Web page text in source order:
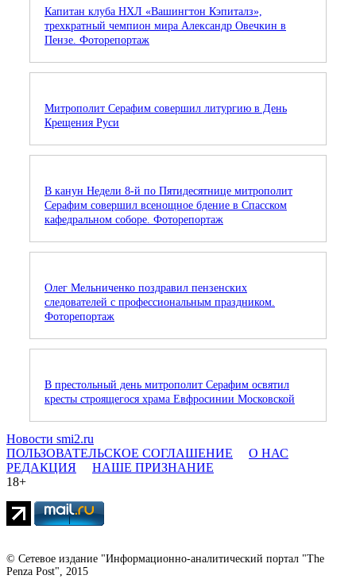
Капитан клуба НХЛ «Вашингтон Кэпиталз»,
трехкратный чемпион мира Александр Овечкин в
Пензе. Фоторепортаж
Митрополит Серафим совершил литургию в День
Крещения Руси
В канун Недели 8-й по Пятидесятнице митрополит
Серафим совершил всенощное бдение в Спасском
кафедральном соборе. Фоторепортаж
Олег Мельниченко поздравил пензенских
следователей с профессиональным праздником.
Фоторепортаж
В престольный день митрополит Серафим освятил
кресты строящегося храма Евфросинии Московской
Новости smi2.ru
ПОЛЬЗОВАТЕЛЬСКОЕ СОГЛАШЕНИЕ
О НАС
РЕДАКЦИЯ
НАШЕ ПРИЗНАНИЕ
18+
© Сетевое издание "Информационно-аналитический портал "The
Penza Post", 2015